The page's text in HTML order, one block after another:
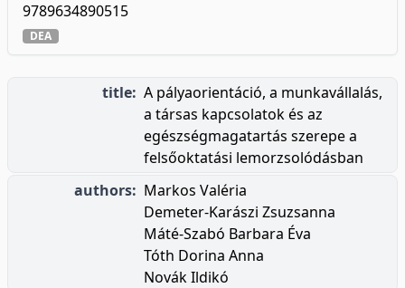
9789634890515
DEA
title: A pályaorientáció, a munkavállalás,
a társas kapcsolatok és az
egészségmagatartás szerepe a
felsőoktatási lemorzsolódásban
authors: Markos Valéria
Demeter-Karászi Zsuzsanna
Máté-Szabó Barbara Éva
Tóth Dorina Anna
Novák Ildikó